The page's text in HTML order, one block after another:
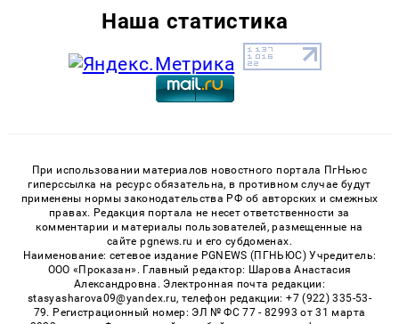
Наша статистика
При использовании материалов новостного портала ПгНьюс
гиперссылка на ресурс обязательна, в противном случае будут
применены нормы законодательства РФ об авторских и смежных
правах. Редакция портала не несет ответственности за
комментарии и материалы пользователей, размещенные на
сайте pgnews.ru и его субдоменах.
Наименование: сетевое издание PGNEWS (ПГНЬЮС) Учредитель:
ООО «Проказан». Главный редактор: Шарова Анастасия
Александровна. Электронная почта редакции:
stasyasharova09@yandex.ru, телефон редакции: +7 (922) 335-53-
79. Регистрационный номер: ЭЛ № ФС 77 - 82993 от 31 марта